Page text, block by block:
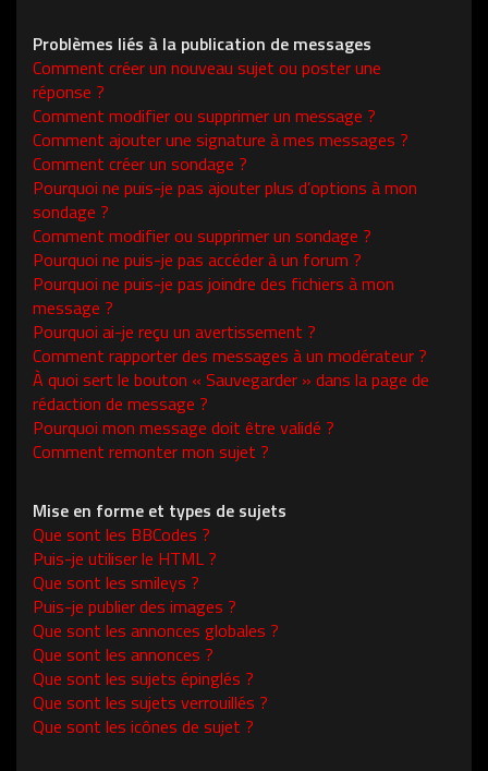
Problèmes liés à la publication de messages
Comment créer un nouveau sujet ou poster une
réponse ?
Comment modifier ou supprimer un message ?
Comment ajouter une signature à mes messages ?
Comment créer un sondage ?
Pourquoi ne puis-je pas ajouter plus d’options à mon
sondage ?
Comment modifier ou supprimer un sondage ?
Pourquoi ne puis-je pas accéder à un forum ?
Pourquoi ne puis-je pas joindre des fichiers à mon
message ?
Pourquoi ai-je reçu un avertissement ?
Comment rapporter des messages à un modérateur ?
À quoi sert le bouton « Sauvegarder » dans la page de
rédaction de message ?
Pourquoi mon message doit être validé ?
Comment remonter mon sujet ?
Mise en forme et types de sujets
Que sont les BBCodes ?
Puis-je utiliser le HTML ?
Que sont les smileys ?
Puis-je publier des images ?
Que sont les annonces globales ?
Que sont les annonces ?
Que sont les sujets épinglés ?
Que sont les sujets verrouillés ?
Que sont les icônes de sujet ?